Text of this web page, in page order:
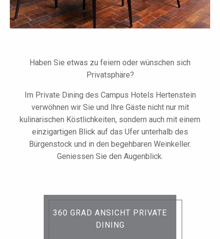
Haben Sie etwas zu feiern oder wünschen sich
Privatsphäre?
Im Private Dining des Campus Hotels Hertenstein
verwöhnen wir Sie und Ihre Gäste nicht nur mit
kulinarischen Köstlichkeiten, sondern auch mit einem
einzigartigen Blick auf das Ufer unterhalb des
Bürgenstock und in den begehbaren Weinkeller.
Geniessen Sie den Augenblick.
360 GRAD ANSICHT PRIVATE
DINING